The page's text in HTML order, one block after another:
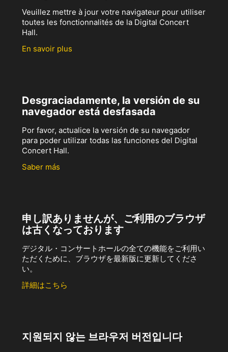
Veuillez mettre à jour votre navigateur pour utiliser
toutes les fonctionnalités de la Digital Concert
Hall.
En savoir plus
Desgraciadamente, la versión de su
navegador está desfasada
Por favor, actualice la versión de su navegador
para poder utilizar todas las funciones del Digital
Concert Hall.
Saber más
申し訳ありませんが、ご利用のブラウザ
は古くなっております
デジタル・コンサートホールの全ての機能をご利用い
ただくために、ブラウザを最新版に更新してくださ
い。
詳細はこちら
지원되지 않는 브라우저 버전입니다